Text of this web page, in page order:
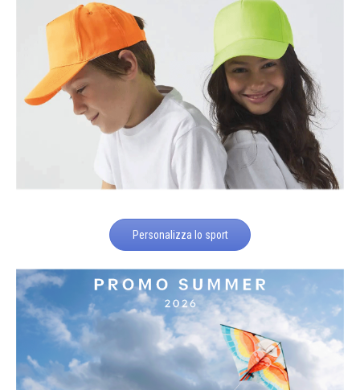
Personalizza lo sport